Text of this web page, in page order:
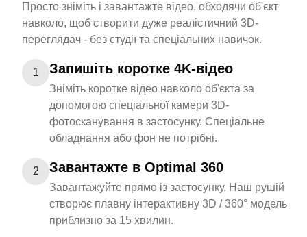
Просто зніміть і завантажте відео, обходячи об'єкт
навколо, щоб створити дуже реалістичний 3D-
переглядач - без студії та спеціальних навичок.
1 Запишіть коротке 4K-відео
Зніміть коротке відео навколо об'єкта за
допомогою спеціальної камери 3D-
фотосканування в застосунку. Спеціальне
обладнання або фон не потрібні.
2 Завантажте в Optimal 360
Завантажуйте прямо із застосунку. Наш рушій
створює плавну інтерактивну 3D / 360° модель
приблизно за 15 хвилин.